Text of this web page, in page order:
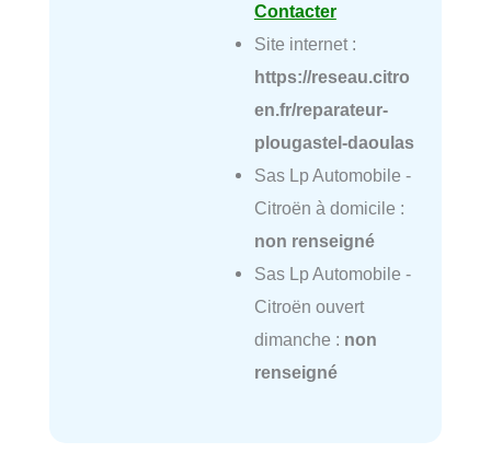
Contacter
Site internet :
https://reseau.citro
en.fr/reparateur-
plougastel-daoulas
Sas Lp Automobile -
Citroën à domicile :
non renseigné
Sas Lp Automobile -
Citroën ouvert
dimanche : non
renseigné